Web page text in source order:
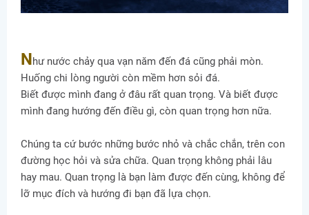
Như nước chảy qua vạn năm đến đá cũng phải mòn.
Huống chi lòng người còn mềm hơn sỏi đá.
Biết được mình đang ở đâu rất quan trọng. Và biết được
mình đang hướng đến điều gì, còn quan trọng hơn nữa.
Chúng ta cứ bước những bước nhỏ và chắc chắn, trên con
đường học hỏi và sửa chữa. Quan trọng không phải lâu
hay mau. Quan trọng là bạn làm được đến cùng, không để
lỡ mục đích và hướng đi bạn đã lựa chọn.